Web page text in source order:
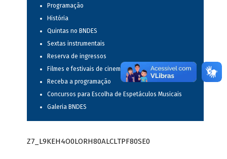
Programação
História
Quintas no BNDES
Sextas instrumentais
Reserva de ingressos
Filmes e festivais de cinema
Receba a programação
Concursos para Escolha de Espetáculos Musicais
Galeria BNDES
Z7_L9KEH4O0LORH80ALCLTPF80SE0